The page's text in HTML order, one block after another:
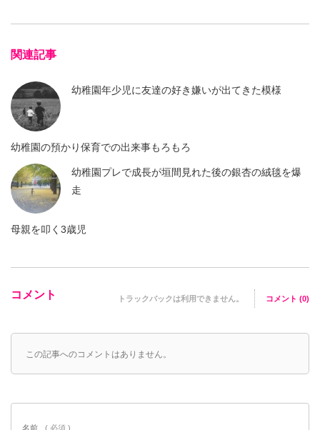
関連記事
幼稚園年少児に友達の好き嫌いが出てきた模様
幼稚園の預かり保育での出来事もろもろ
幼稚園プレで成長が垣間見れた後の銀杏の絨毯を爆
走
母親を叩く3歳児
コメント トラックバックは利用できません。 コメント (0)
この記事へのコメントはありません。
名前 ( 必須 )